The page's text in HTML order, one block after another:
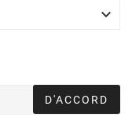

D'ACCORD